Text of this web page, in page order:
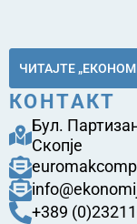
ЧИТАЈТЕ
КОНТАКТ
Бул.
Скопје
+389